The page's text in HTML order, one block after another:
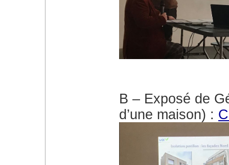
B – Exposé de
d’une maison) :